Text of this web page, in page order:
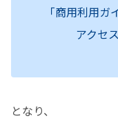
「商用利用
アクセ
となり、